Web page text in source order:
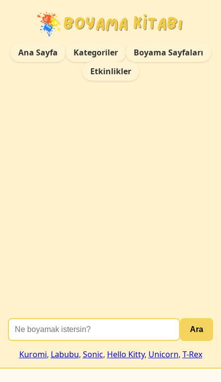
Ana Sayfa Kategoriler
Boyama Sayfaları
Etkinlikler
Ara
Kuromi, Labubu, Sonic, Hello Kitty, Unicorn, T-Rex